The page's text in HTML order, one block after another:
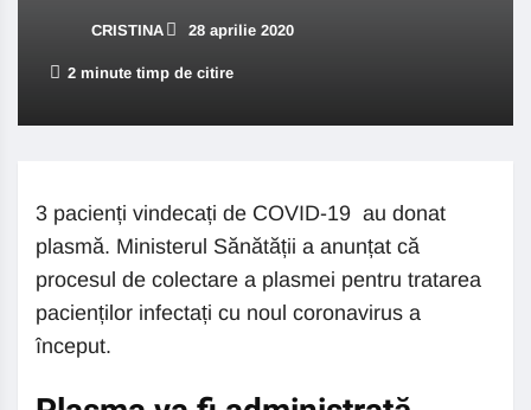
CRISTINA 28 aprilie 2020
2 minute timp de citire
3 pacienți vindecați de COVID-19 au donat
plasmă. Ministerul Sănătății a anunțat că
procesul de colectare a plasmei pentru tratarea
pacienților infectați cu noul coronavirus a
început.